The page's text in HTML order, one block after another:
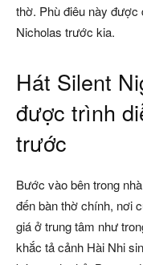
thờ. Phù điêu này được
Nicholas trước kia.
Hát Silent
được trình
trước
Bước vào bên trong
đến bàn thờ chính, nơi
giá ở trung tâm như
khắc tả cảnh Hài Nhi